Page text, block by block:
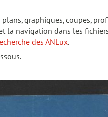
graphiques, coupes,
la navigation dans les
des ANLux.